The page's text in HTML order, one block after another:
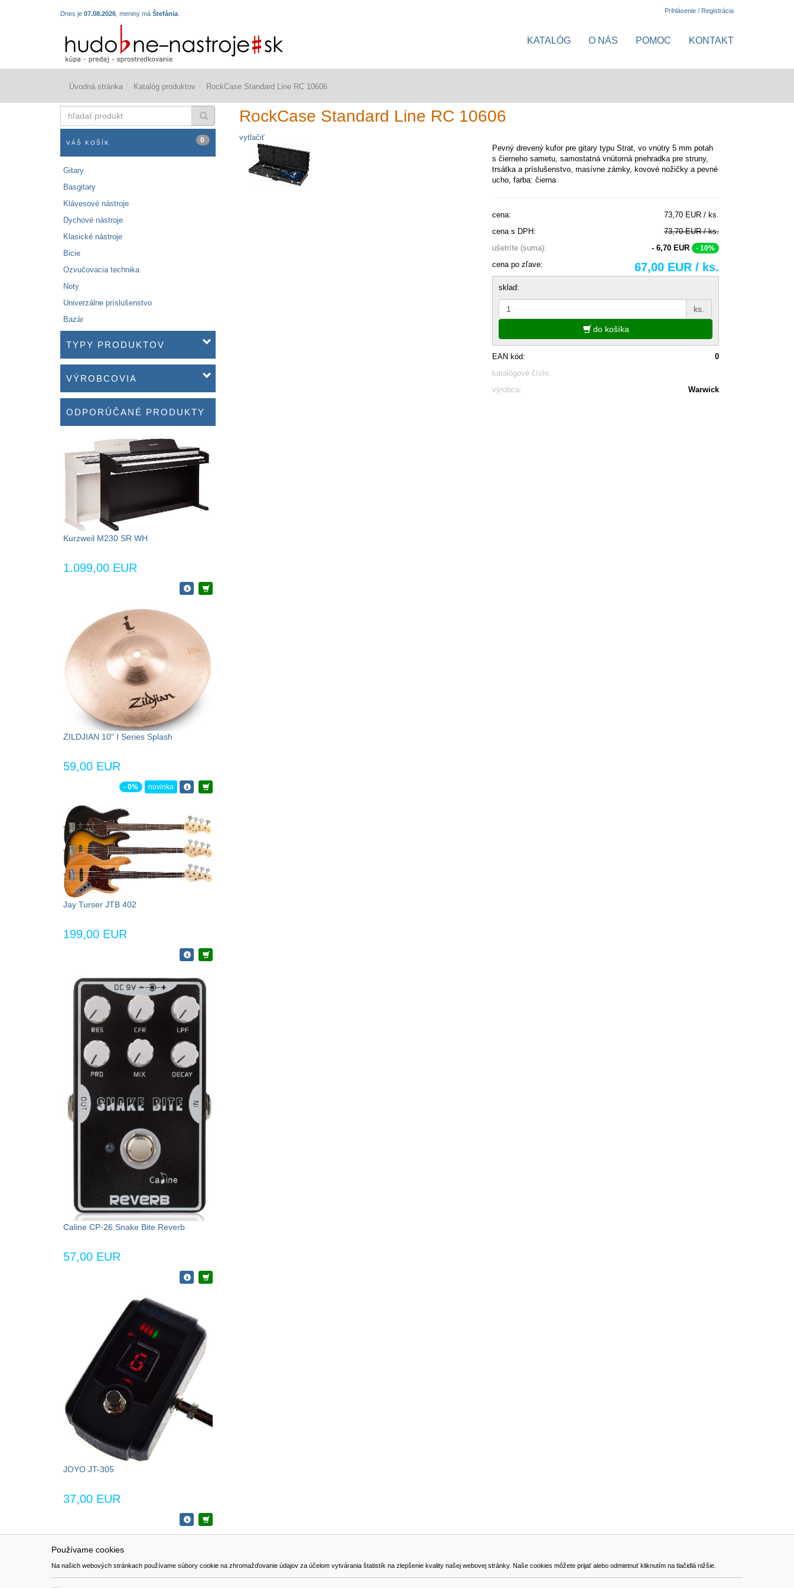
Používame cookies
Na našich webových stránkach používame súbory cookie na zhromažďovanie údajov za účelom vytvárania štatistík na zlepšenie kvality našej webovej stránky. Naše cookies môžete prijať alebo odmietnuť kliknutím na tlačidlá nižšie.
Dnes je 07.08.2026 , meniny má Štefánia Prihlásenie / Registrácia
KATALÓG O NÁS POMOC KONTAKT
Úvodná stránka Katalóg produktov RockCase Standard Line RC 10606
produkt
VÁŠ KOŠÍK 0
Gitary
Basgitary
Klávesové nástroje
Dychové nástroje
Klasické nástroje
Bicie
Ozvučovacia technika
Noty
Univerzálne príslušenstvo
Bazár
TYPY PRODUKTOV
VÝROBCOVIA
ODPORÚČANÉ PRODUKTY
Kurzweil M230 SR WH
1.099,00 EUR
ZILDJIAN 10" I Series Splash
59,00 EUR
- 0% novinka
Jay Turser JTB 402
199,00 EUR
Caline CP-26 Snake Bite Reverb
57,00 EUR
JOYO JT-305
37,00 EUR
RockCase Standard Line RC 10606
vytlačiť
Pevný drevený kufor pre gitary typu Strat, vo vnútry 5 mm potah
s čierneho sametu, samostatná vnútorná priehradka pre struny,
trsátka a príslušenstvo, masívne zámky, kovové nožičky a pevné
ucho, farba: čierna
cena:
73,70 EUR / ks.
cena s DPH:
73,70 EUR / ks.
ušetríte (suma):
- 6,70 EUR - 10%
cena po zľave: 67,00 EUR / ks.
sklad:
ks.
do košíka
EAN kód:
0
katalógové číslo:
výrobca:
Warwick